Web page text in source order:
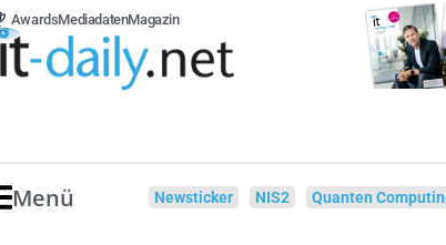
AwardsMediadatenMagazin
Menü Newsticker NIS2 Quanten